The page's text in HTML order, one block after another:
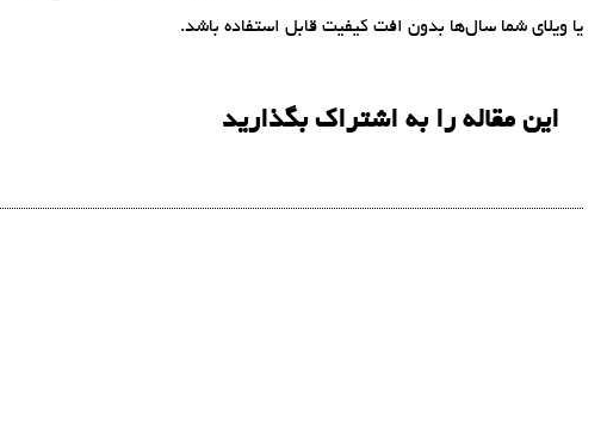
یا ویلای شما سال‌ها بدون افت کیفیت قابل استفاده باشد.
این مقاله را به اشتراک بگذارید